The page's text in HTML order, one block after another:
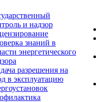
и надзор
знаний в
энергетического
разрешения на
в эксплуатацию